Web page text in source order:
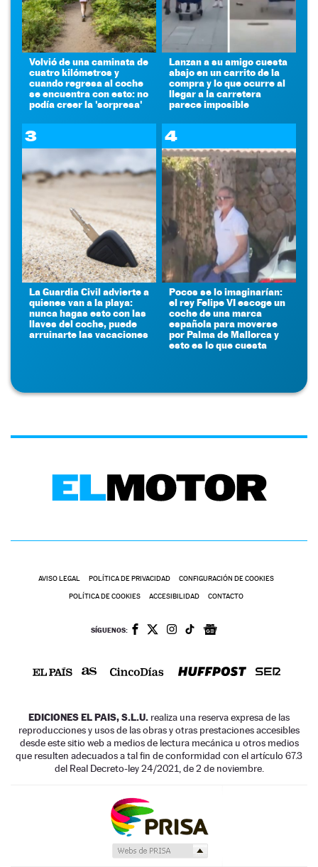
Volvió de una caminata de
cuatro kilómetros y
cuando regresa al coche
se encuentra con esto: no
podía creer la 'sorpresa'
Lanzan a su amigo cuesta
abajo en un carrito de la
compra y lo que ocurre al
llegar a la carretera
parece imposible
3
La Guardia Civil advierte a
quienes van a la playa:
nunca hagas esto con las
llaves del coche, puede
arruinarte las vacaciones
4
Pocos se lo imaginarían:
el rey Felipe VI escoge un
coche de una marca
española para moverse
por Palma de Mallorca y
esto es lo que cuesta
AVISO LEGAL POLÍTICA DE PRIVACIDAD CONFIGURACIÓN DE COOKIES
POLÍTICA DE COOKIES ACCESIBILIDAD CONTACTO
SÍGUENOS:
EDICIONES EL PAIS, S.L.U. realiza una reserva expresa de las
reproducciones y usos de las obras y otras prestaciones accesibles
desde este sitio web a medios de lectura mecánica u otros medios
que resulten adecuados a tal fin de conformidad con el artículo 67.3
del Real Decreto-ley 24/2021, de 2 de noviembre.